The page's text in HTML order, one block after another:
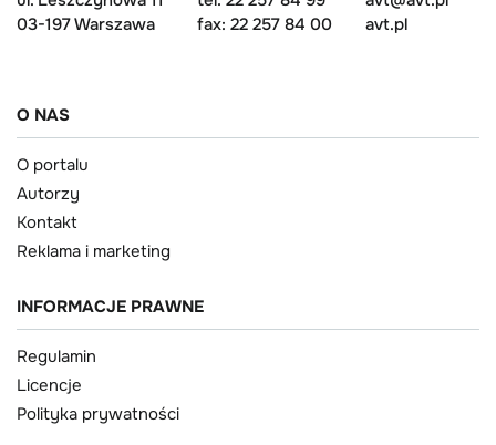
03-197 Warszawa
fax: 22 257 84 00
avt.pl
O NAS
O portalu
Autorzy
Kontakt
Reklama i marketing
INFORMACJE PRAWNE
Regulamin
Licencje
Polityka prywatności